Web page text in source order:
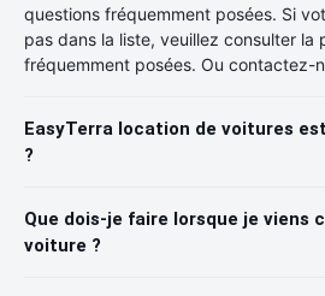
questions fréquemment posées. Si
pas dans la liste, veuillez consulter la
fréquemment posées. Ou contactez-
EasyTerra location de voitures
?
Que dois-je faire lorsque je viens
voiture ?